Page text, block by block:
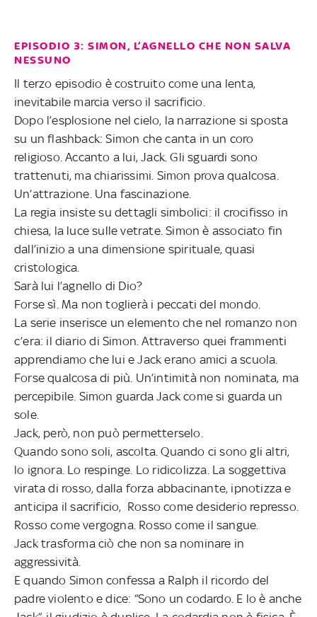
EPISODIO 3: SIMON, L’AGNELLO CHE NON SALVA
NESSUNO
Il terzo episodio è costruito come una lenta,
inevitabile marcia verso il sacrificio.
Dopo l’esplosione nel cielo, la narrazione si sposta
su un flashback: Simon che canta in un coro
religioso. Accanto a lui, Jack. Gli sguardi sono
trattenuti, ma chiarissimi. Simon prova qualcosa.
Un’attrazione. Una fascinazione.
La regia insiste su dettagli simbolici: il crocifisso in
chiesa, la luce sulle vetrate. Simon è associato fin
dall’inizio a una dimensione spirituale, quasi
cristologica.
Sarà lui l’agnello di Dio?
Forse sì. Ma non toglierà i peccati del mondo.
La serie inserisce un elemento che nel romanzo non
c’era: il diario di Simon. Attraverso quei frammenti
apprendiamo che lui e Jack erano amici a scuola.
Forse qualcosa di più. Un’intimità non nominata, ma
percepibile. Simon guarda Jack come si guarda un
sole.
Jack, però, non può permetterselo.
Quando sono soli, ascolta. Quando ci sono gli altri,
lo ignora. Lo respinge. Lo ridicolizza. La soggettiva
virata di rosso, dalla forza abbacinante, ipnotizza e
anticipa il sacrificio, Rosso come desiderio represso.
Rosso come vergogna. Rosso come il sangue.
Jack trasforma ciò che non sa nominare in
aggressività.
E quando Simon confessa a Ralph il ricordo del
padre violento e dice: “Sono un codardo. E lo è anche